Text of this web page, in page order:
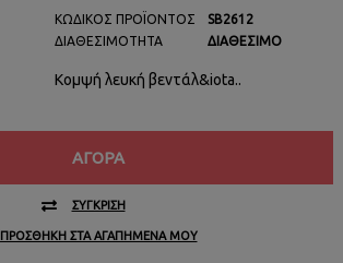
ΚΩΔΙΚΌΣ ΠΡΟΪΌΝΤΟΣ
ΔΙΑΘΕΣΙΜΌΤΗΤΑ
SB2612
ΔΙΑΘΈΣΙΜΟ
Κομψή λευκή βεντάλ&iota..
ΑΓΟΡΆ
ΣΎΓΚΡΙΣΗ
ΠΡΟΣΘΉΚΗ ΣΤΑ ΑΓΑΠΗΜΈΝΑ ΜΟΥ